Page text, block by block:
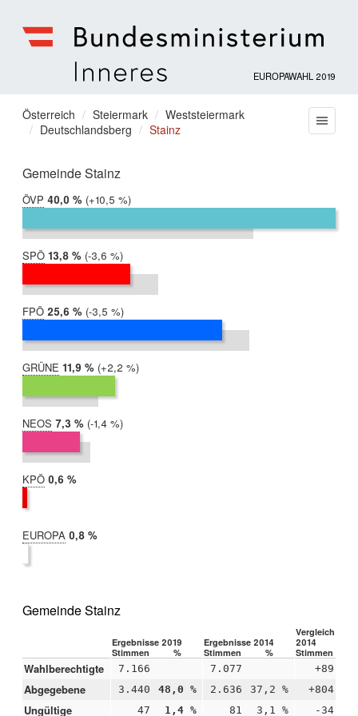
für
Inneres
EUROPAWAHL 2019
Sie
befinden
hier:
Österreich Steiermark
Weststeiermark
Deutschlandsberg
Stainz
Gemeinde Stainz
ÖVP 2019:
40,0 %
2014:
29,5 %
Differenz:
+10,5 %
SPÖ 2019:
13,8 %
2014:
17,4 %
Differenz:
-3,6 %
FPÖ 2019:
25,6 %
2014:
29,0 %
Differenz:
-3,5 %
GRÜNE 2019:
11,9 %
2014:
9,7 %
Differenz:
+2,2 %
NEOS 2019:
7,3 %
2014:
8,7 %
Differenz:
-1,4 %
KPÖ 2019:
0,6 %
EUROPA 2019:
0,8 %
Gemeinde Stainz
Ergebnisse 2019 Ergebnisse 2014
Vergleich
2014
Stimmen
% Stimmen % Stimmen
Wahlberechtigte 7.166 7.077 +89
Abgegebene 3.440 48,0 % 2.636 37,2 % +804
Ungültige 47 1,4 % 81 3,1 % -34